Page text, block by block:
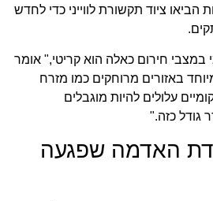
הביאו ציוד תקשורת לווייני כדי לחדש
במצבי חירום כאלה הוא קריטי," אומר
באזורים מרוחקים כמו מזרח
עלולים להיות מוגבלים
גודל כזה."
האדמה שפגעה